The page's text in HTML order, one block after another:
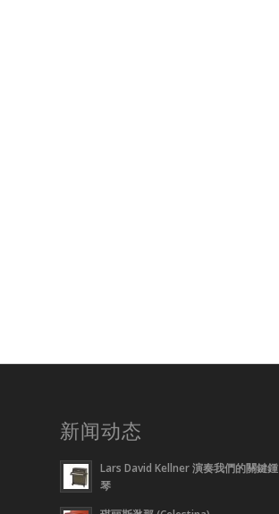
新闻动态
Lars David Kellner 演奏我們的關鍵鍾
琴